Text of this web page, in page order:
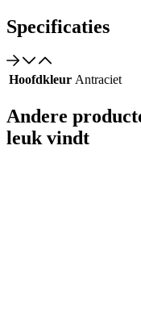
Specificaties
Hoofdkleur Antraciet
Andere
leuk vindt